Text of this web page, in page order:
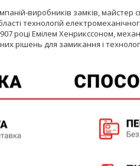
виробників замків, майстер
технологій
році Емілем Хенрикссоном,
рішень для замикання і